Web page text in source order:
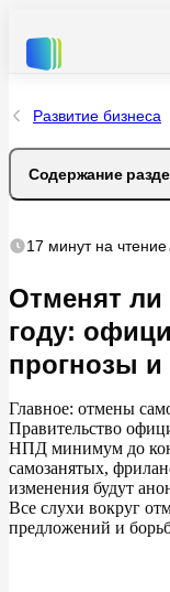
Развитие бизнеса
Содержание
Почему
Официальная
Почему
Сценарий 1:
(основной)
Сценарий 2:
17 минутна чтение
Отменят ли
году:
прогнозы и
Главное: отмены
Правительство
НПД минимум до
самозанятых,
изменения будут
Все слухи вокруг
предложений и